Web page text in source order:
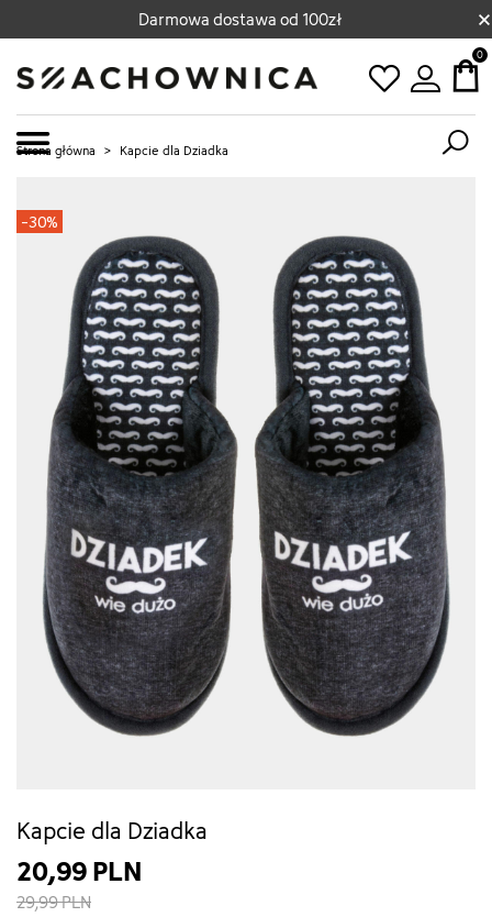
Darmowa dostawa od 100zł ×
0
Strona główna > Kapcie dla Dziadka
-30%
Kapcie dla Dziadka
20,99 PLN
29,99 PLN